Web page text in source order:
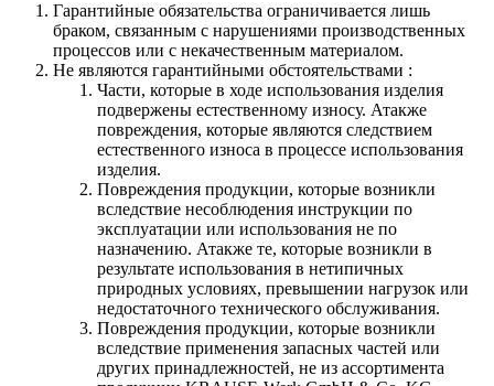
Гарантийные обязательства ограничивается лишь
браком, связанным с нарушениями производственных
процессов или с некачественным материалом.
Не являются гарантийными обстоятельствами :
Части, которые в ходе использования изделия
подвержены естественному износу. Атакже
повреждения, которые являются следствием
естественного износа в процессе использования
изделия.
Повреждения продукции, которые возникли
вследствие несоблюдения инструкции по
эксплуатации или использования не по
назначению. Атакже те, которые возникли в
результате использования в нетипичных
природных условиях, превышении нагрузок или
недостаточного технического обслуживания.
Повреждения продукции, которые возникли
вследствие применения запасных частей или
других принадлежностей, не из ассортимента